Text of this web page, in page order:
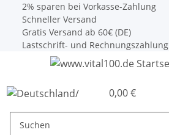
2% sparen bei Vorkasse-Zahlung
Schneller Versand
Gratis Versand ab 60€ (DE)
Lastschrift- und Rechnungszahlung
0,00 €